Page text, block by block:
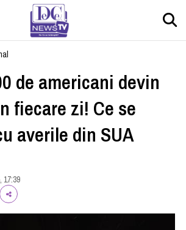
de americani devin
fiecare zi! Ce se
averile din SUA
17:39